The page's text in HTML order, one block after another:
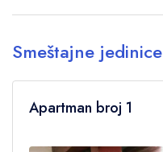
Smeštajne jedinice
Apartman broj 1